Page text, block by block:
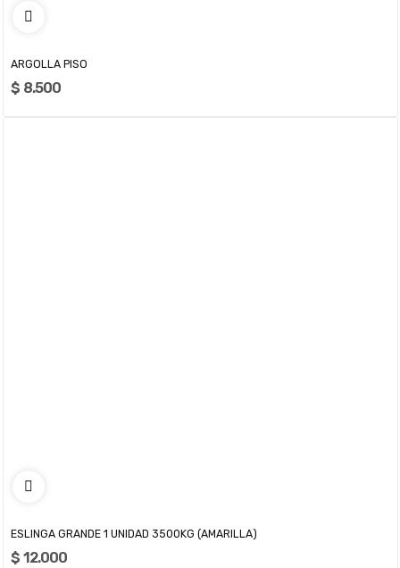
ARGOLLA PISO
$ 8.500
ESLINGA GRANDE 1 UNIDAD 3500KG (AMARILLA)
$ 12.000